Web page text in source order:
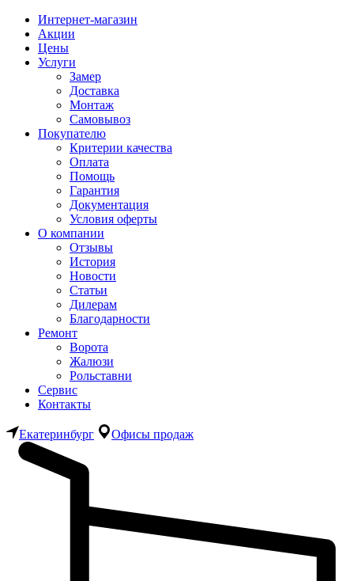
Интернет-магазин
Акции
Цены
Услуги
Замер
Доставка
Монтаж
Самовывоз
Покупателю
Критерии качества
Оплата
Помощь
Гарантия
Документация
Условия оферты
О компании
Отзывы
История
Новости
Статьи
Дилерам
Благодарности
Ремонт
Ворота
Жалюзи
Рольставни
Сервис
Контакты
Екатеринбург Офисы продаж